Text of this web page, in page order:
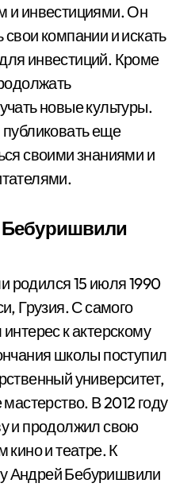
и инвестициями. Он
свои компании и искать
инвестиций. Кроме
новые культуры.
еще
своими знаниями и
родился 15 июля 1990
Грузия. С самого
к актерскому
школы поступил
университет,
мастерство. В 2012 году
и продолжил свою
кино и театре. К
Андрей Бебуришвили